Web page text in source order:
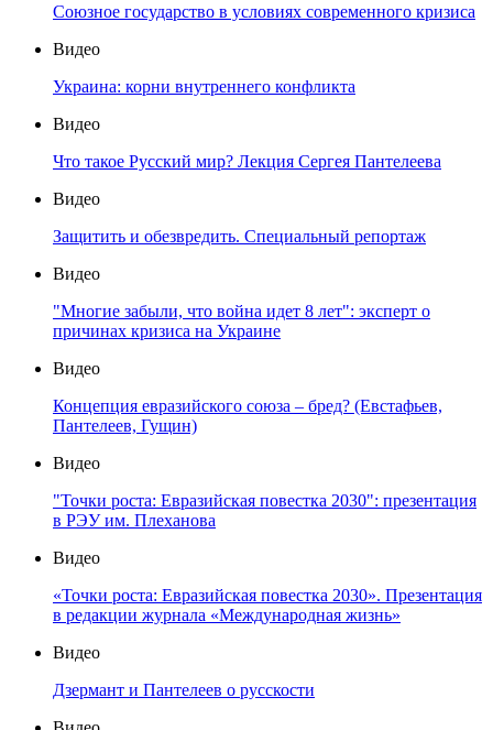
Союзное государство в условиях современного кризиса
Видео
Украина: корни внутреннего конфликта
Видео
Что такое Русский мир? Лекция Сергея Пантелеева
Видео
Защитить и обезвредить. Специальный репортаж
Видео
"Многие забыли, что война идет 8 лет": эксперт о
причинах кризиса на Украине
Видео
Концепция евразийского союза – бред? (Евстафьев,
Пантелеев, Гущин)
Видео
"Точки роста: Евразийская повестка 2030": презентация
в РЭУ им. Плеханова
Видео
«Точки роста: Евразийская повестка 2030». Презентация
в редакции журнала «Международная жизнь»
Видео
Дзермант и Пантелеев о русскости